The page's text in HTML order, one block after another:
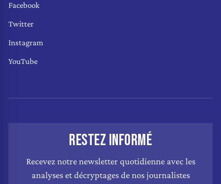
Facebook
Twitter
Instagram
YouTube
RESTEZ INFORMÉ
Recevez notre newsletter quotidienne avec les
analyses et décryptages de nos journalistes